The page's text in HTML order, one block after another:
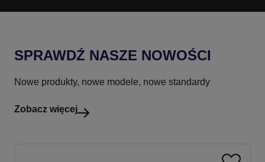
SPRAWDŹ NASZE NOWOŚCI
Nowe produkty, nowe modele, nowe standardy
Zobacz więcej